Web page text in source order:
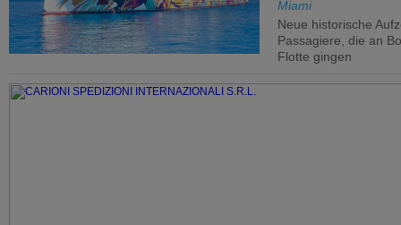
Miami
Neue historische
Passagiere, die an
Flotte gingen